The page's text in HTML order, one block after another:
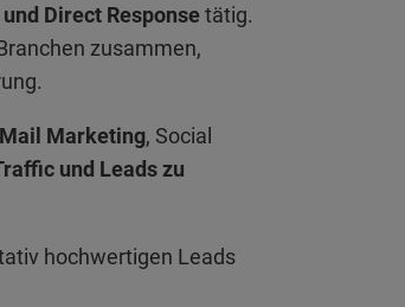
Direct Responsetätig.
zusammen,
Marketing, Social
und Leads zu
hochwertigen Leads